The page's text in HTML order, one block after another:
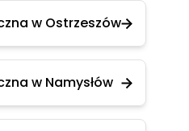
w Ostrzeszów
w Namysłów